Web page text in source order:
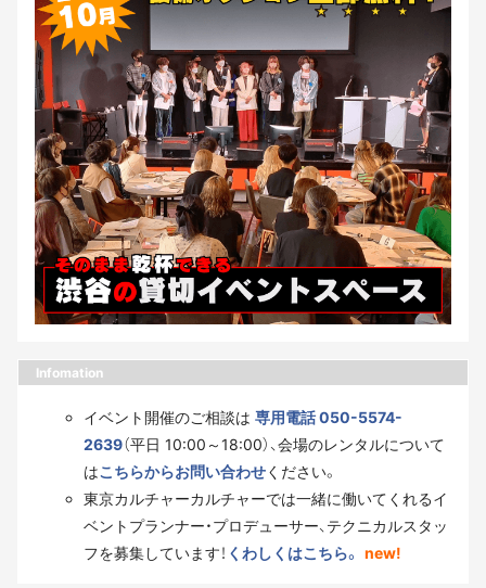
Infomation
イベント開催のご相談は 専用電話 050-5574-
2639（平日 10:00～18:00）、会場のレンタルについて
はこちらからお問い合わせください。
東京カルチャーカルチャーでは一緒に働いてくれるイ
ベントプランナー・プロデューサー、テクニカルスタッ
フを募集しています！ くわしくはこちら。 new!